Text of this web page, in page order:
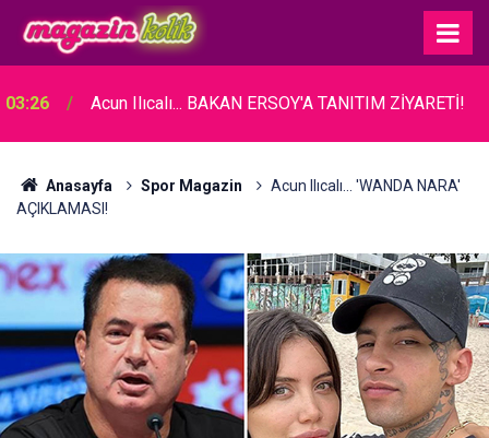
03:26 Acun Ilıcalı... BAKAN ERSOY'A TANITIM ZİYARETİ!
Anasayfa Spor Magazin
Acun Ilıcalı... 'WANDA NARA'
AÇIKLAMASI!